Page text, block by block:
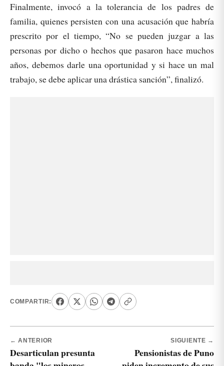
Finalmente, invocó a la tolerancia de los padres de
familia, quienes persisten con una acusación que habría
prescrito por el tiempo, “No se pueden juzgar a las
personas por dicho o hechos que pasaron hace muchos
años, debemos darle una oportunidad y si hace un mal
trabajo, se debe aplicar una drástica sanción”, finalizó.
COMPARTIR:
← ANTERIOR
Desarticulan presunta
SIGUIENTE →
Pensionistas de Puno